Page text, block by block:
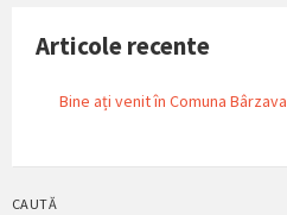
Articole recente
Bine ați venit în Comuna Bârzava
CAUTĂ